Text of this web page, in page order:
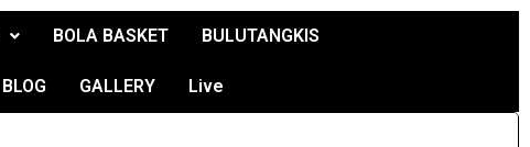
BOLA BASKET BULUTANGKIS
BLOG GALLERY Live